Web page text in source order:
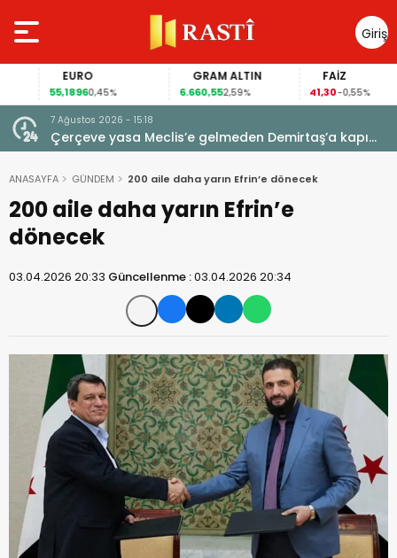
Giriş
Yap
EURO
55,18960,45%
GRAM ALTIN
6.660,552,59%
FAİZ
41,30-0,55%
için
7 Ağustos 2026 - 15:18
Çerçeve yasa Meclis’e gelmeden Demirtaş’a kapı
kapandı: AİHM kararlarının ardından şimdi de siyasi
veto tartışması
ANASAYFA GÜNDEM 200 aile daha yarın Efrin’e dönecek
200 aile daha yarın Efrin’e
dönecek
03.04.2026 20:33 Güncellenme :03.04.2026 20:34